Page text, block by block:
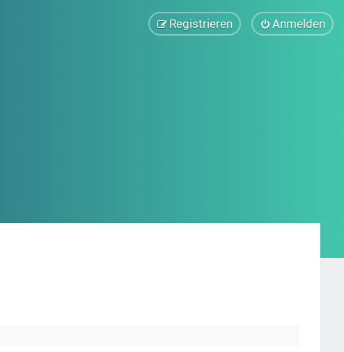
Anmelden
Registrieren